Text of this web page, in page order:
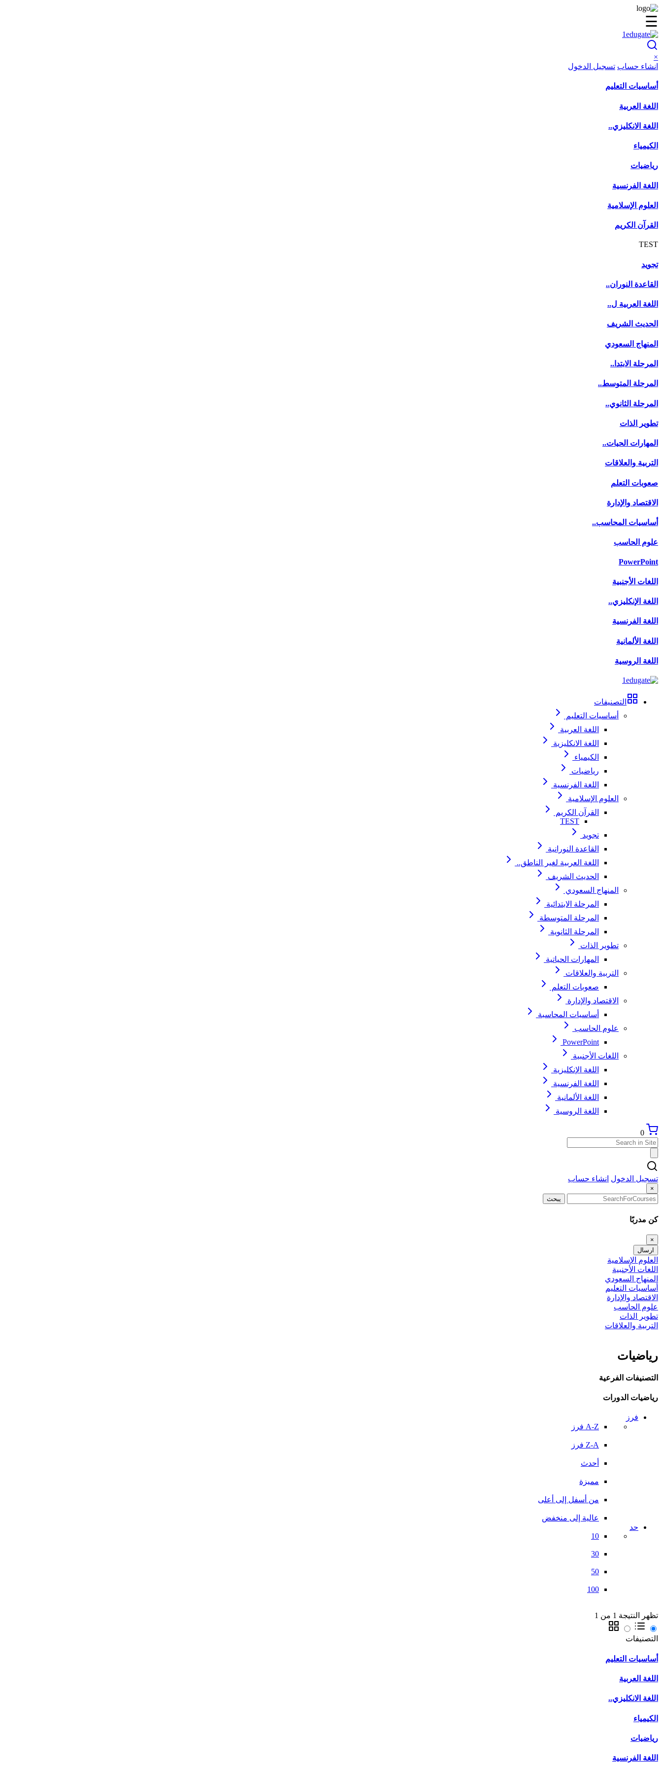
☰
×
انشاء حساب تسجيل الدخول
أساسيات التعليم
اللغة العربية
اللغة الانكليزي..
الكيمياء
رياضيات
اللغة الفرنسية
العلوم الإسلامية
القرآن الكريم
TEST
تجويد
القاعدة النوران..
اللغة العربية ل..
الحديث الشريف
المنهاج السعودي
المرحلة الابتدا..
المرحلة المتوسط..
المرحلة الثانوي..
تطوير الذات
المهارات الحيات..
التربية والعلاقات
صعوبات التعلم
الاقتصاد والإدارة
أساسيات المحاسب..
علوم الحاسب
PowerPoint
اللغات الأجنبية
اللغة الإنكليزي..
اللغة الفرنسية
اللغة الألمانية
اللغة الروسية
التصنيفات
أساسيات التعليم
اللغة العربية
اللغة الانكليزية
الكيمياء
رياضيات
اللغة الفرنسية
العلوم الإسلامية
القرآن الكريم
TEST
تجويد
القاعدة النورانية
اللغة العربية لغير الناطق..
الحديث الشريف
المنهاج السعودي
المرحلة الابتدائية
المرحلة المتوسطة
المرحلة الثانوية
تطوير الذات
المهارات الحياتية
التربية والعلاقات
صعوبات التعلم
الاقتصاد والإدارة
أساسيات المحاسبة
علوم الحاسب
PowerPoint
اللغات الأجنبية
اللغة الإنكليزية
اللغة الفرنسية
اللغة الألمانية
اللغة الروسية
0
تسجيل الدخول انشاء حساب
×
يبحث
كن مدربًا
×
ارسال
العلوم الإسلامية
اللغات الأجنبية
المنهاج السعودي
أساسيات التعليم
الاقتصاد والإدارة
علوم الحاسب
تطوير الذات
التربية والعلاقات
رياضيات
التصنيفات الفرعية
رياضيات الدورات
فرز
A-Z فرز
Z-A فرز
أحدث
مميزة
من أسفل إلى أعلى
عالية إلى منخفض
حد
10
30
50
100
تظهر النتيجة 1 من 1
التصنيفات
أساسيات التعليم
اللغة العربية
اللغة الانكليزي..
الكيمياء
رياضيات
اللغة الفرنسية